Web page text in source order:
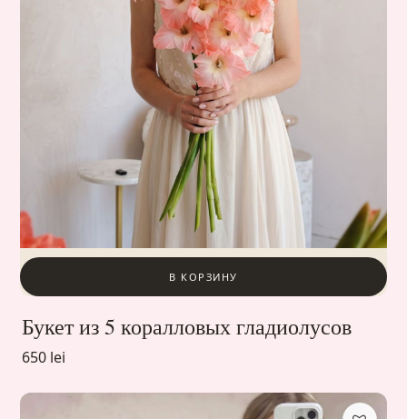
В КОРЗИНУ
Букет из 5 коралловых гладиолусов
650 lei